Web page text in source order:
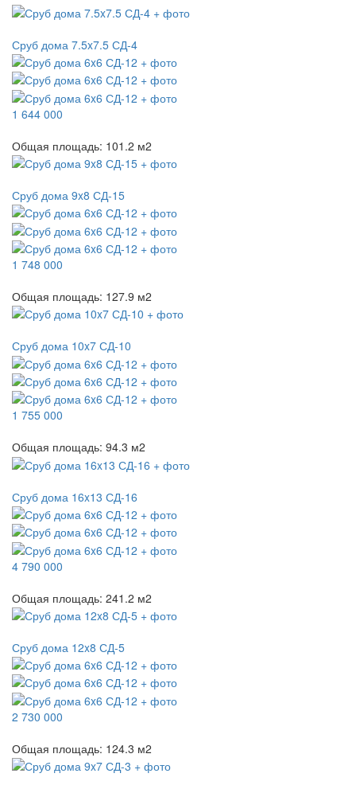
Сруб дома 7.5x7.5 СД-4
1 644 000
Общая площадь: 101.2 м2
Сруб дома 9x8 СД-15
1 748 000
Общая площадь: 127.9 м2
Сруб дома 10x7 СД-10
1 755 000
Общая площадь: 94.3 м2
Сруб дома 16x13 СД-16
4 790 000
Общая площадь: 241.2 м2
Сруб дома 12x8 СД-5
2 730 000
Общая площадь: 124.3 м2